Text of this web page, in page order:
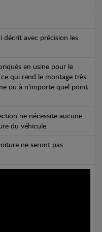
décrit avec précision les
en usine pour le
qui rend le montage très
ou à n'importe quel point
ne nécessite aucune
du véhicule.
ne seront pas